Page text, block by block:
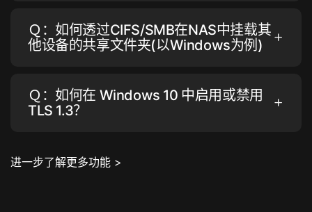
Ｑ：如何透过CIFS/SMB在NAS中挂载其
他设备的共享文件夹(以Windows为例)
Ｑ：如何在 Windows 10 中启用或禁用
TLS 1.3？
进一步了解更多功能 >